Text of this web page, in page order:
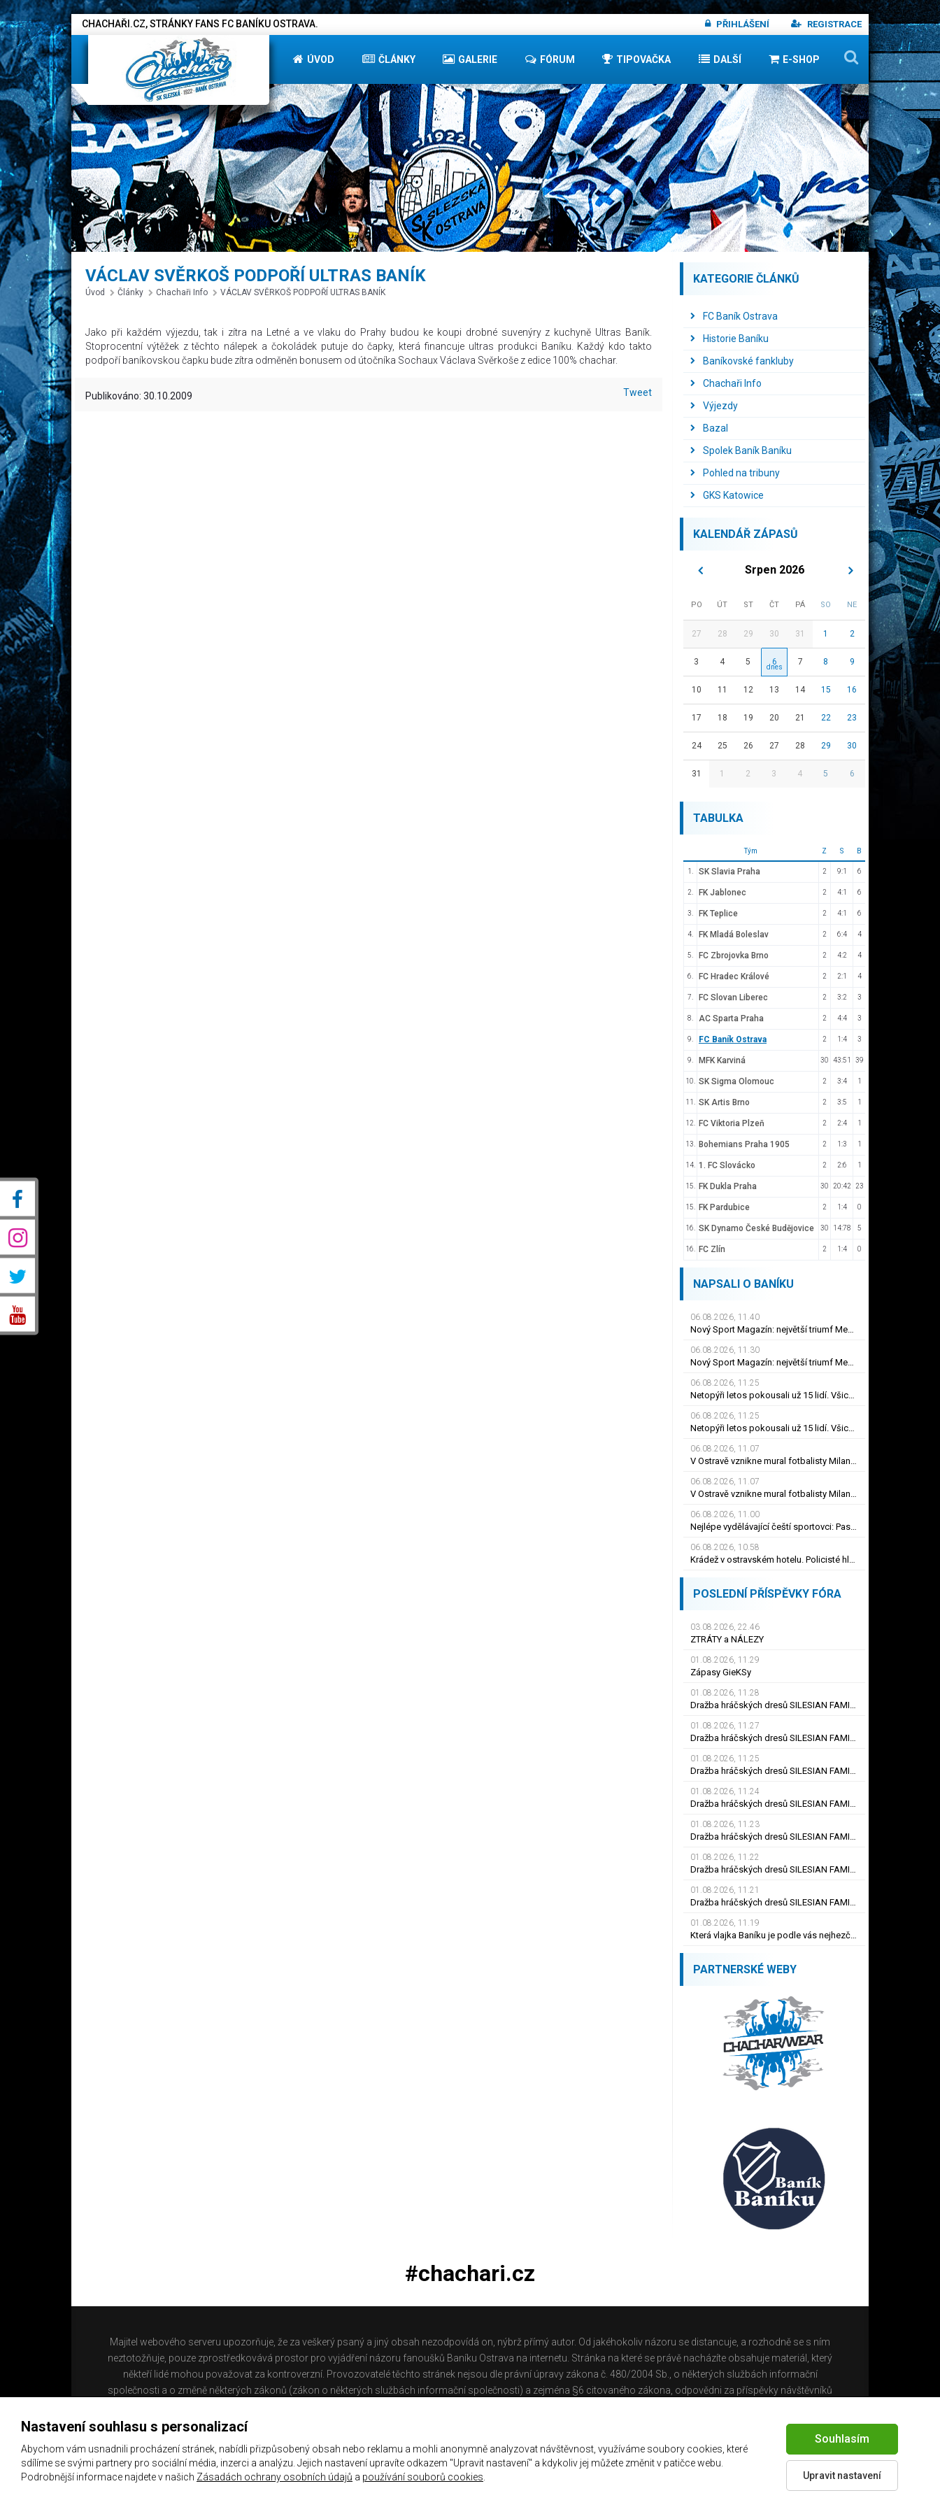
CHACHAŘI.CZ, STRÁNKY FANS FC BANÍKU OSTRAVA. PŘIHLÁŠENÍ REGISTRACE
ÚVOD ČLÁNKY GALERIE FÓRUM TIPOVAČKA DALŠÍ E-SHOP
VÁCLAV SVĚRKOŠ PODPOŘÍ ULTRAS BANÍK
Úvod Články Chachaři Info VÁCLAV SVĚRKOŠ PODPOŘÍ ULTRAS BANÍK
Jako při každém výjezdu, tak i zítra na Letné a ve vlaku do Prahy budou ke koupi drobné suvenýry z kuchyně Ultras Baník.
Stoprocentní výtěžek z těchto nálepek a čokoládek putuje do čapky, která financuje ultras produkci Baníku. Každý kdo takto
podpoří baníkovskou čapku bude zítra odměněn bonusem od útočníka Sochaux Václava Svěrkoše z edice 100% chachar.
Publikováno: 30.10.2009 Tweet
KATEGORIE ČLÁNKŮ
FC Baník Ostrava
Historie Baníku
Baníkovské fankluby
Chachaři Info
Výjezdy
Bazal
Spolek Baník Baníku
Pohled na tribuny
GKS Katowice
KALENDÁŘ ZÁPASŮ
Srpen 2026
PO ÚT ST ČT PÁ SO NE
27 28 29 30 31 1 2
3 4 5 6 7 8 9
10 11 12 13 14 15 16
17 18 19 20 21 22 23
24 25 26 27 28 29 30
31 1 2 3 4 5 6
TABULKA
Tým Z S B
1. SK Slavia Praha 2 9:1 6
2. FK Jablonec 2 4:1 6
3. FK Teplice 2 4:1 6
4. FK Mladá Boleslav 2 6:4 4
5. FC Zbrojovka Brno 2 4:2 4
6. FC Hradec Králové 2 2:1 4
7. FC Slovan Liberec 2 3:2 3
8. AC Sparta Praha 2 4:4 3
9. FC Baník Ostrava 2 1:4 3
9. MFK Karviná 30 43:51 39
10. SK Sigma Olomouc 2 3:4 1
11. SK Artis Brno 2 3:5 1
12. FC Viktoria Plzeň 2 2:4 1
13. Bohemians Praha 1905 2 1:3 1
14. 1. FC Slovácko 2 2:6 1
15. FK Dukla Praha 30 20:42 23
15. FK Pardubice 2 1:4 0
16. SK Dynamo České Budějovice 30 14:78 5
16. FC Zlín 2 1:4 0
NAPSALI O BANÍKU
06.08.2026, 11.40
Nový Sport Magazín: největší triumf Messiho, rozhovor s Gudasem nebo plakát Pogačara
06.08.2026, 11.30
Nový Sport Magazín: největší triumf Messiho, rozhovor s Gudasem nebo plakát Pogačara
06.08.2026, 11.25
Netopýři letos pokousali už 15 lidí. Všichni museli na očkování proti vzteklině
06.08.2026, 11.25
Netopýři letos pokousali už 15 lidí. Všichni museli na očkování proti vzteklině
06.08.2026, 11.07
V Ostravě vznikne mural fotbalisty Milana Baroše. Hledá se vhodná zeď
06.08.2026, 11.07
V Ostravě vznikne mural fotbalisty Milana Baroše. Hledá se vhodná zeď
06.08.2026, 11.00
Nejlépe vydělávající čeští sportovci: Pastrňákovi klesl příjem, překvapil boháč od stolu
06.08.2026, 10.58
Krádež v ostravském hotelu. Policisté hledají dvojici zachycenou kamerou
POSLEDNÍ PŘÍSPĚVKY FÓRA
03.08.2026, 22.46
ZTRÁTY a NÁLEZY
01.08.2026, 11.29
Zápasy GieKSy
01.08.2026, 11.28
Dražba hráčských dresů SILESIAN FAMILY - #25 Robert SADOWSKI
01.08.2026, 11.27
Dražba hráčských dresů SILESIAN FAMILY - #22
01.08.2026, 11.25
Dražba hráčských dresů SILESIAN FAMILY - #6
01.08.2026, 11.24
Dražba hráčských dresů SILESIAN FAMILY - #21 Jiří KLÍMA
01.08.2026, 11.23
Dražba hráčských dresů SILESIAN FAMILY - #19 Dyjan Carlos de AZEVEDO
01.08.2026, 11.22
Dražba hráčských dresů SILESIAN FAMILY - #5 Adam JÁNOŠ
01.08.2026, 11.21
Dražba hráčských dresů SILESIAN FAMILY - #1 Viktor BUDÍNSKÝ
01.08.2026, 11.19
Která vlajka Baníku je podle vás nejhezčí ?
PARTNERSKÉ WEBY
#chachari.cz
Majitel webového serveru upozorňuje, že za veškerý psaný a jiný obsah nezodpovídá on, nýbrž přímý autor. Od jakéhokoliv názoru se distancuje, a rozhodně se s ním
neztotožňuje, pouze zprostředkovává prostor pro vyjádření názoru fanoušků Baníku Ostrava na internetu. Stránka na které se právě nacházíte obsahuje materiál, který
někteří lidé mohou považovat za kontroverzní. Provozovatelé těchto stránek nejsou dle právní úpravy zákona č. 480/2004 Sb., o některých službách informační
společnosti a o změně některých zákonů (zákon o některých službách informační společnosti) a zejména §6 citovaného zákona, odpovědni za příspěvky návštěvníků
Created by
Nastavení souhlasu s personalizací
Abychom vám usnadnili procházení stránek, nabídli přizpůsobený obsah nebo reklamu a mohli anonymně analyzovat návštěvnost, využíváme soubory cookies, které
sdílíme se svými partnery pro sociální média, inzerci a analýzu. Jejich nastavení upravíte odkazem "Upravit nastavení" a kdykoliv jej můžete změnit v patičce webu.
Podrobnější informace najdete v našich Zásadách ochrany osobních údajů a používání souborů cookies
Souhlasím
Upravit nastavení